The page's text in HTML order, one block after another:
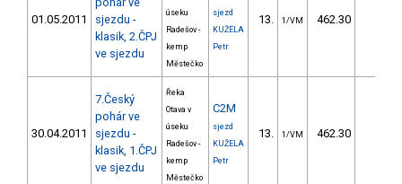
01.05.2011
sjezdu -
klasik, 2.ČPJ
ve sjezdu
úseku
Radešov -
kemp
Městečko
sjezd
KUŽELA
Petr
13. 1/VM 462.30
30.04.2011
7.Český
pohár ve
sjezdu -
klasik, 1.ČPJ
ve sjezdu
Řeka
Otava v
úseku
Radešov -
kemp
Městečko
C2M
sjezd
KUŽELA
Petr
13. 1/VM 462.30